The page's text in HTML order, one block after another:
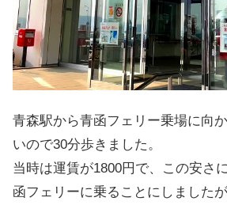
青森駅から青函フェリー乗場に向
いので30分歩きました。
当時は運賃が1800円で、この安さ
函フェリーに乗ることにしました